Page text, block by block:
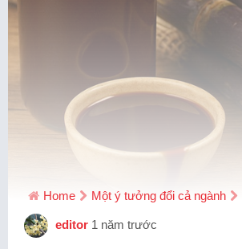
Home Một ý tưởng đổi cả ngành
editor 1 năm trước